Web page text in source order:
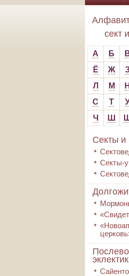
Помощь
сект
А Б
Ё
Ж
Л
М Н
С
Т
Ч
Ш
Секты и
Секты-